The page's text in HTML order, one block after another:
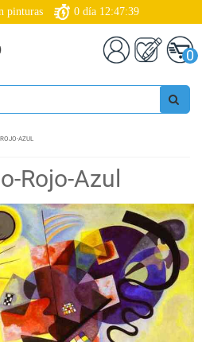
pinturas 0 día 12:47:39
0
AZUL
Rojo-Azul